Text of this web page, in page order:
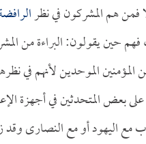
فمن هم المشركون في نظر
فهم حين يقولون: البراءة من
المؤمنين الموحدين لأنهم في
بعض المتحدثين في أجهزة
مع اليهود أو مع النصارى